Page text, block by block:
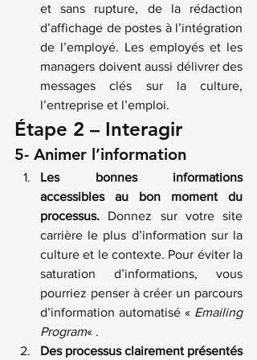
et sans rupture, de la rédaction
d’affichage de postes à l’intégration
de l’employé. Les employés et les
managers doivent aussi délivrer des
messages clés sur la culture,
l’entreprise et l’emploi.
Étape 2 – Interagir
5- Animer l’information
Les bonnes informations
accessibles au bon moment du
processus. Donnez sur votre site
carrière le plus d’information sur la
culture et le contexte. Pour éviter la
saturation d’informations, vous
pourriez penser à créer un parcours
d’information automatisé « Emailing
Program« .
Des processus clairement présentés